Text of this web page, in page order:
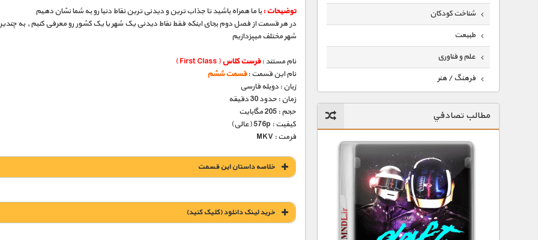
شناخت کودکان
طبیعت
علم و فناوری
فرهنگ / هنر
گردشگری
ماورایی
مسابقات / ورزشی
مستند های اختصاصی
مطالب تصادفي
توضیحات :با ما همراه باشید تا جذاب ترین و دیدنی ترین نقاط دنیا رو به شما نشان دهیم
در هر قسمت از فصل دوم بجای اینکه فقط نقاط دیدنی یک شهر یا یک کشور رو معرفی کنیم , به
شهر مختلف میپزدازیم
نام مستند :فرست کلاس( First Class )
نام این قسمت :قسمت ششم
زبان : دوبله فارسی
زمان : حدود 30 دقیقه
حجم : 205 مگابایت
کیفیت : 576p (عالی)
فرمت : MKV
خلاصه داستان این قسمت
خريد لينک دانلود (کليک کنيد)